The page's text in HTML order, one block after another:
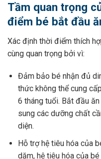
Tầm quan trọng
điểm bé bắt đầu
Xác định thời điểm thích
cùng quan trọng bởi vì:
Đảm bảo bé nhận đủ
thức không thể cung
6 tháng tuổi. Bắt đầu
sung các dưỡng chất
diện.
Hỗ trợ hệ tiêu hóa của
dặm, hệ tiêu hóa của